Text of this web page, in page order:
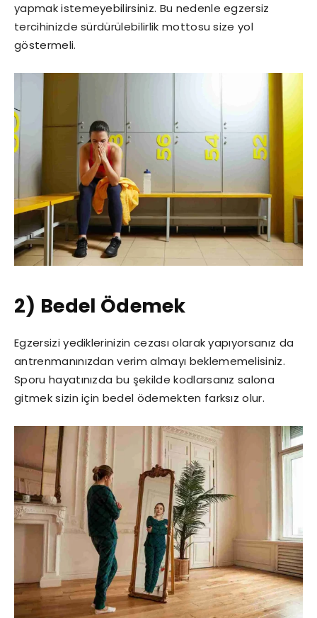
yapmak istemeyebilirsiniz. Bu nedenle egzersiz
tercihinizde sürdürülebilirlik mottosu size yol
göstermeli.
2) Bedel Ödemek
Egzersizi yediklerinizin cezası olarak yapıyorsanız da
antrenmanınızdan verim almayı beklememelisiniz.
Sporu hayatınızda bu şekilde kodlarsanız salona
gitmek sizin için bedel ödemekten farksız olur.